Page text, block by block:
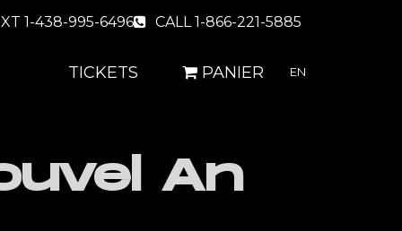
1-438-995-6496 CALL 1-866-221-5885
TICKETS PANIER EN
An